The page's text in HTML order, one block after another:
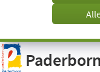
Visuelle
Assistenzsoftware
öffnen.Paderborn